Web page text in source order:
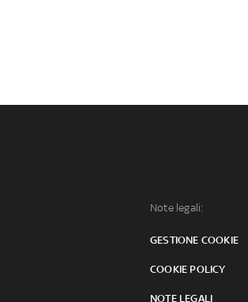
Note legali:
GESTIONE COOKIE
COOKIE POLICY
NOTE LEGALI